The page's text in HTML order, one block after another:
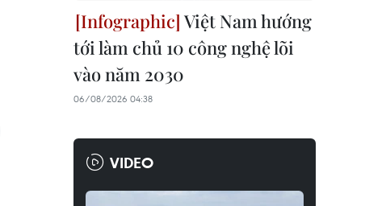
Việt Nam hướng
tới làm chủ 10 công nghệ lõi
vào năm 2030
06/08/2026 04:38
VIDEO